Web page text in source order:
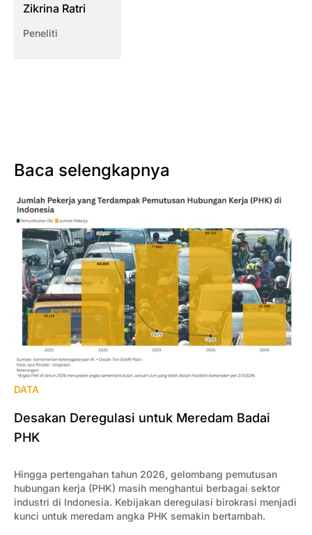
Zikrina Ratri
Peneliti
Baca selengkapnya
DATA
Desakan Deregulasi untuk Meredam Badai
PHK
Hingga pertengahan tahun 2026, gelombang pemutusan
hubungan kerja (PHK) masih menghantui berbagai sektor
industri di Indonesia. Kebijakan deregulasi birokrasi menjadi
kunci untuk meredam angka PHK semakin bertambah.